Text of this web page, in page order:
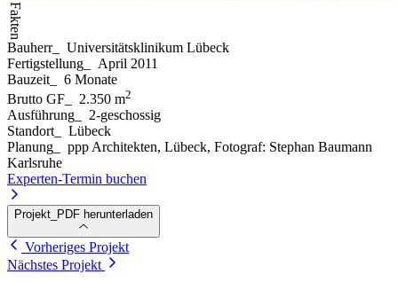
Fakten
Bauherr_
Universitätsklinikum Lübeck
Fertigstellung
April 2011
Bauzeit
6 Monate
Brutto GF
2.350 m2
Ausführung
2-geschossig
Standort
Lübeck
Planung
ppp Architekten, Lübeck, Fotograf: Stephan Baumann
Karlsruhe
Experten-Termin buchen
Projekt_PDF herunterladen
Vorheriges Projekt
Nächstes Projekt